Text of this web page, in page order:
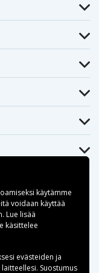
käytämme
voidaan käyttää
Lue lisää
käsittelee
evästeiden ja
Suostumus